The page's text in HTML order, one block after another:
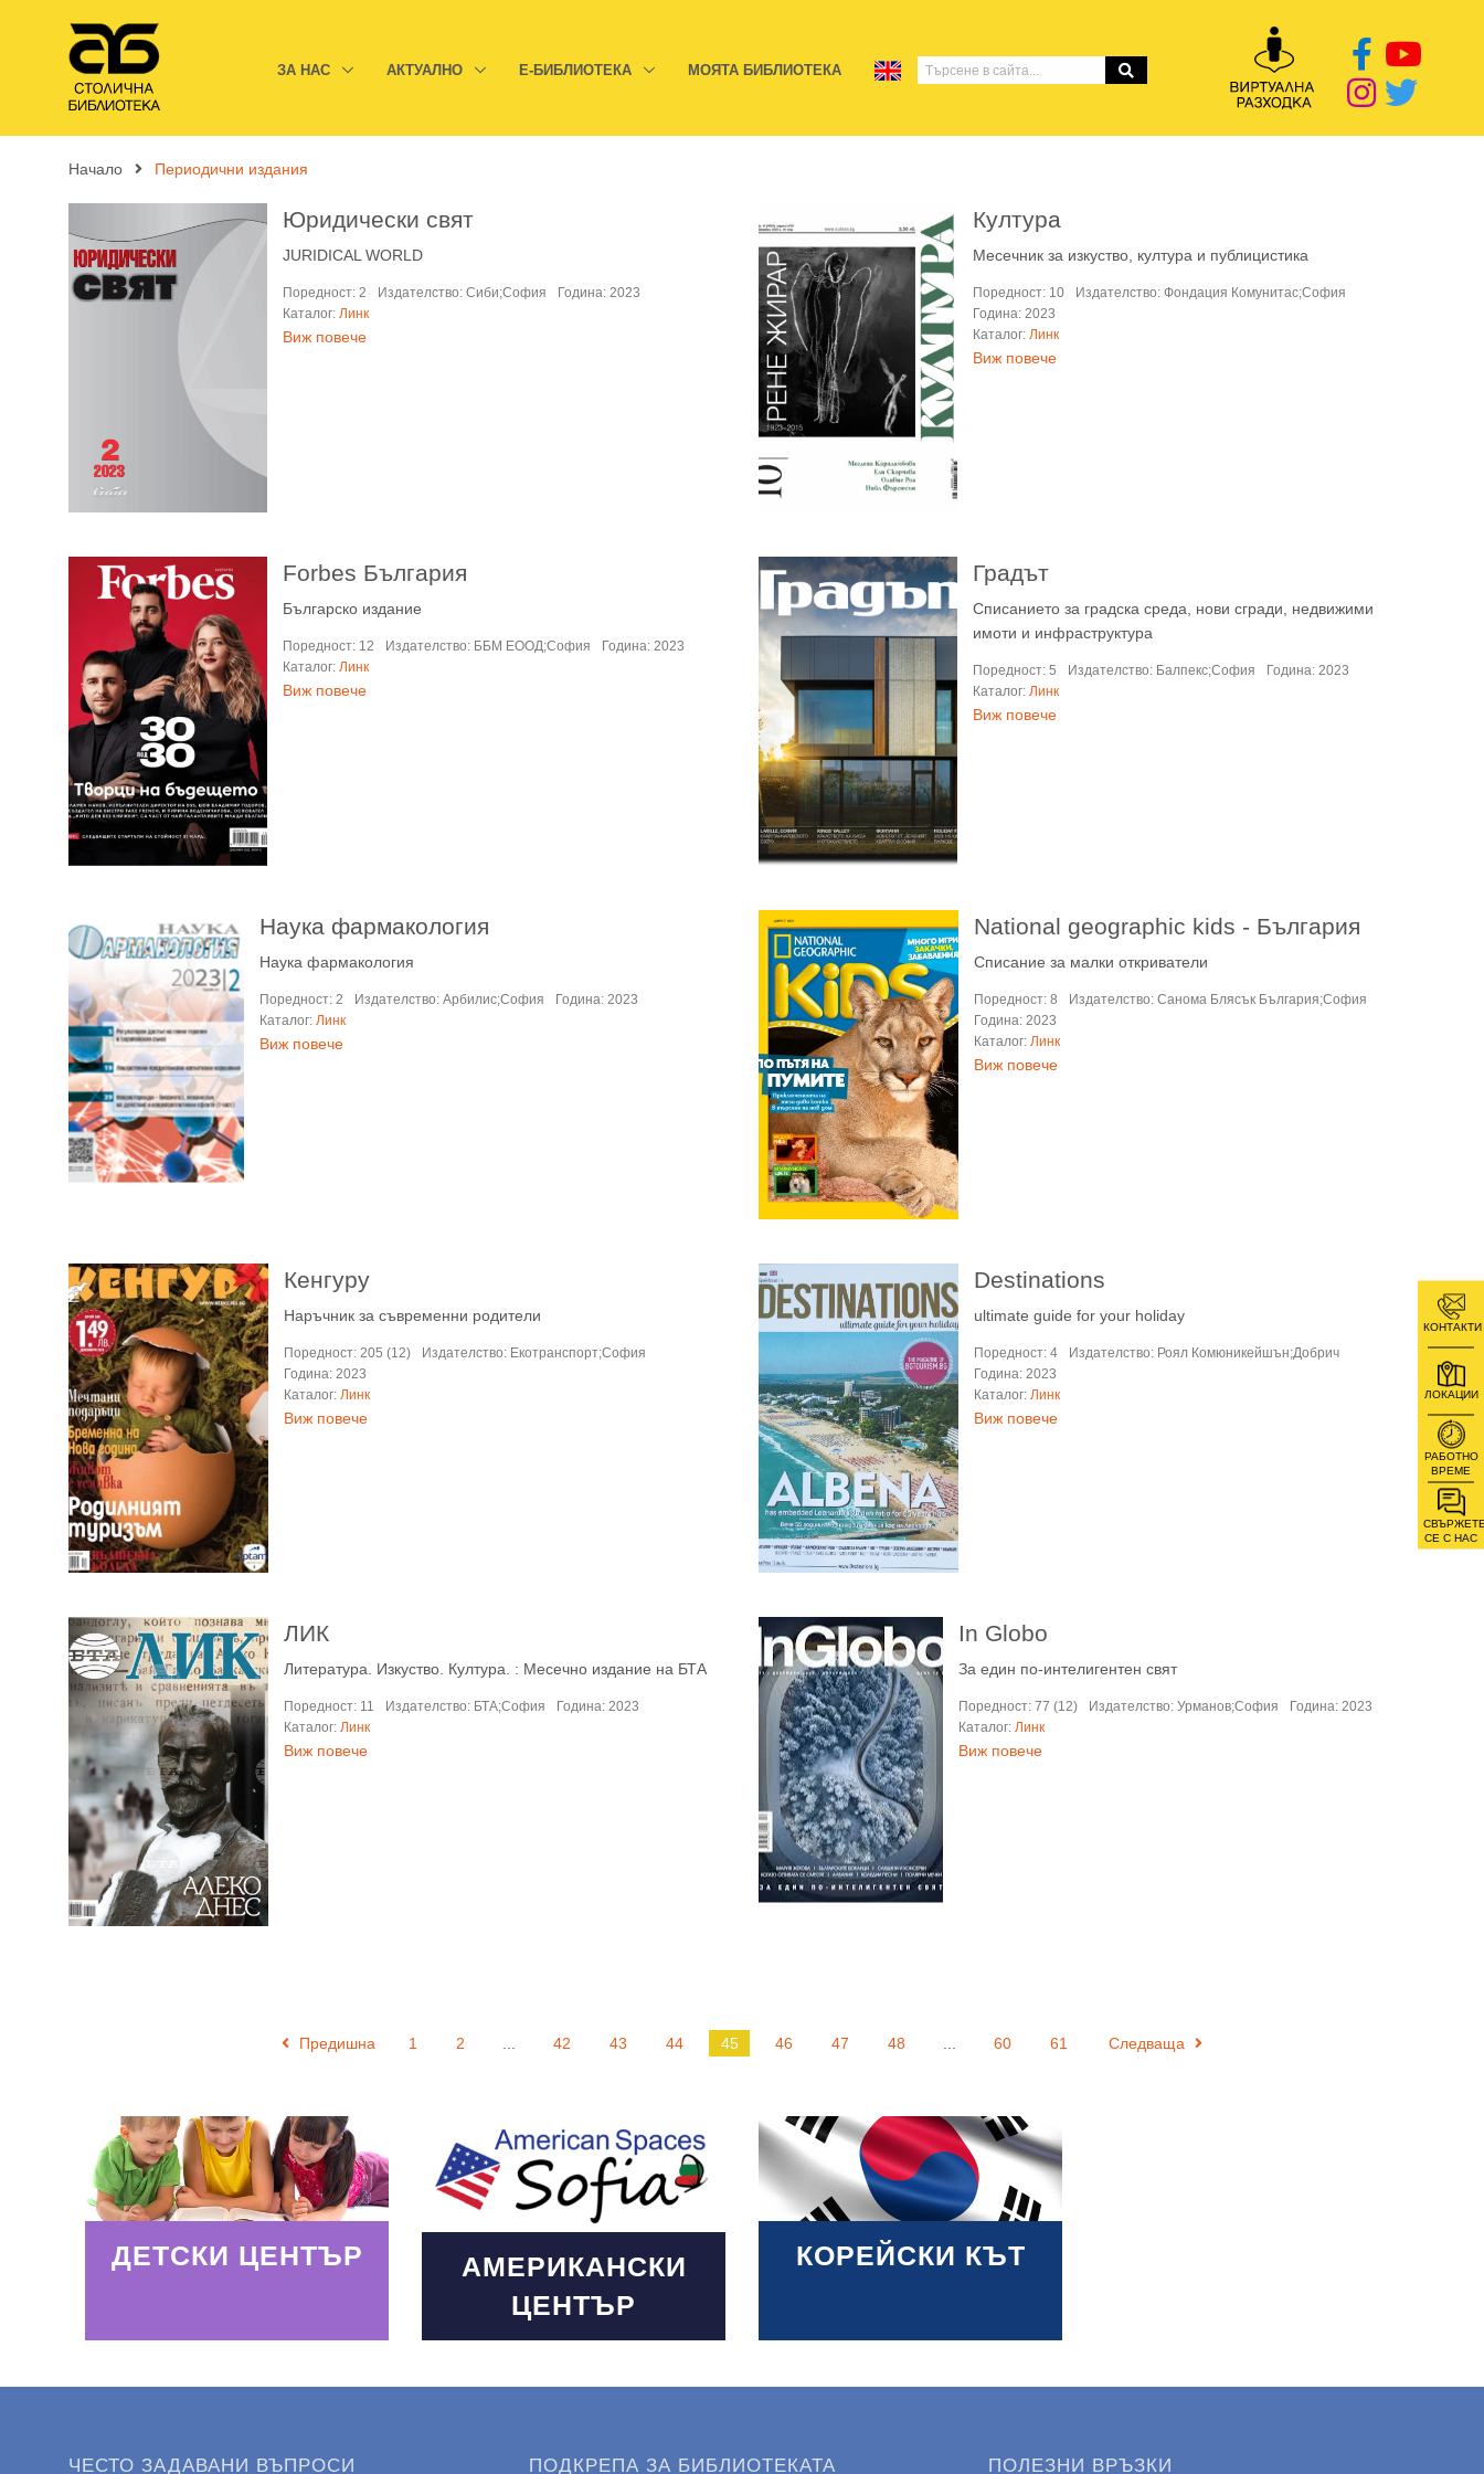
ЗА НАС АКТУАЛНО E-БИБЛИОТЕКА МОЯТА БИБЛИОТЕКА
Начало Периодични издания
Юридически свят
JURIDICAL WORLD
Поредност: 2 Издателство: Сиби;София
Година: 2023
Каталог:Линк
Виж повече
Култура
Месечник за изкуство, култура и публицистика
Поредност: 10
Издателство: Фондация Комунитас;София
Година: 2023
Каталог:Линк
Виж повече
Forbes България
Българско издание
Поредност: 12 Издателство: ББМ ЕООД;София
Година: 2023
Каталог:Линк
Виж повече
Градът
Списанието за градска среда, нови сгради, недвижими
имоти и инфраструктура
Поредност: 5 Издателство: Балпекс;София
Година: 2023
Каталог:Линк
Виж повече
Наука фармакология
Наука фармакология
Поредност: 2 Издателство: Арбилис;София
Година: 2023
Каталог: Линк
Виж повече
National geographic kids - България
Списание за малки откриватели
Поредност: 8
Издателство: Санома Блясък България;София
Година: 2023
Каталог: Линк
Виж повече
Кенгуру
Наръчник за съвременни родители
Поредност: 205 (12)
Издателство: Екотранспорт;София
Година: 2023
Каталог: Линк
Виж повече
Destinations
ultimate guide for your holiday
Поредност: 4
Издателство: Роял Комюникейшън;Добрич
Година: 2023
Каталог: Линк
Виж повече
ЛИК
Литература. Изкуство. Култура. : Месечно издание на БТА
Поредност: 11 Издателство: БТА;София
Година: 2023
Каталог: Линк
Виж повече
In Globo
За един по-интелигентен свят
Поредност: 77 (12) Издателство: Урманов;София
Година: 2023
Каталог: Линк
Виж повече
Предишна 1 2 42 43 44 45 46 47 48 60 61 Следваща
ДЕТСКИ ЦЕНТЪР
АМЕРИКАНСКИ
ЦЕНТЪР
Read More
КОРЕЙСКИ КЪТ
Read More
КОНТАКТИ
ЛОКАЦИИ
РАБОТНО
ВРЕМЕ
СЕ С НАС
ЧЕСТО ЗАДАВАНИ ВЪПРОСИ ПОДКРЕПА ЗА БИБЛИОТЕКАТА ПОЛЕЗНИ ВРЪЗКИ